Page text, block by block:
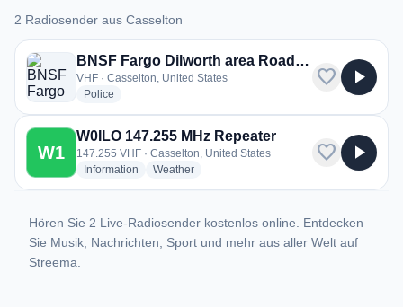
2 Radiosender aus Casselton
2 Radiosender aus Casselton
BNSF Fargo Dilworth area Road and Yard
VHF · Casselton, United States
Police
favorite play_arrow
W1
W0ILO 147.255 MHz Repeater
147.255 VHF · Casselton, United States
Information radio stations
Weatherradio stations
favorite play_arrow
Hören Sie 2 Live-Radiosender kostenlos online. Entdecken
Sie Musik, Nachrichten, Sport und mehr aus aller Welt auf
Streema.